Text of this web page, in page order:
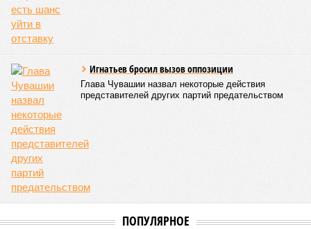
В ходе заседания был также вынесен на обсуждение ряд
предложений, направленных на обеспечение санитарно-
эпидемиологического благополучия детей в летних лагерях
и на повышение действенности самой системы
оздоровления. В качестве основного приоритета было
выделено обеспечение оздоровительных учреждений
качественными пищевыми продуктами, а детей –
полноценным и сбалансированным питанием. Все лагеря в
обязательном порядке должны располагать санитарно-
эпидемиологическим заключением (СЭЗ), которое
подтверждает соответствие учреждения требованиям
действующего санитарного законодательства. Отсутствие
действующего СЭЗ является основанием для запрета на
функционирование оздоровительной организации. Кроме
необходимость постоянного контроля за поставщиками